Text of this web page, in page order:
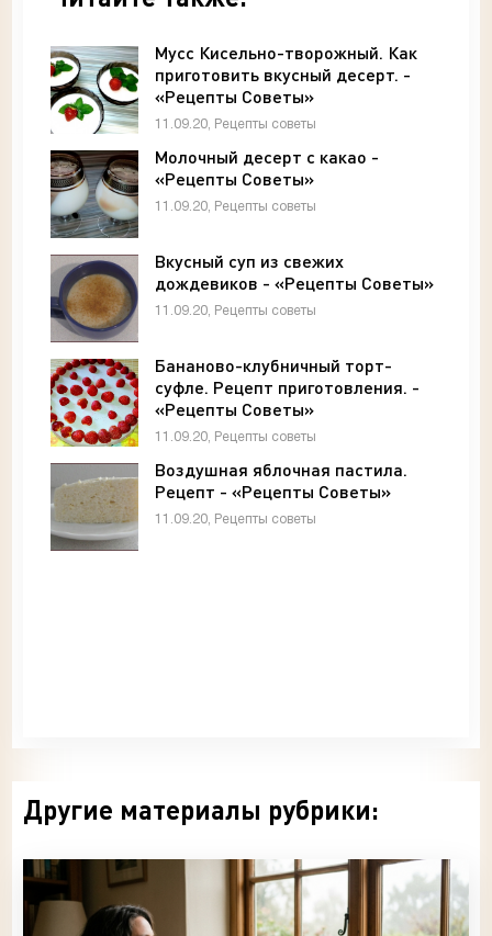
Мусс Кисельно-творожный. Как
приготовить вкусный десерт. -
«Рецепты Советы»
11.09.20, Рецепты советы
Молочный десерт с какао -
«Рецепты Советы»
11.09.20, Рецепты советы
Вкусный суп из свежих
дождевиков - «Рецепты Советы»
11.09.20, Рецепты советы
Бананово-клубничный торт-
суфле. Рецепт приготовления. -
«Рецепты Советы»
11.09.20, Рецепты советы
Воздушная яблочная пастила.
Рецепт - «Рецепты Советы»
11.09.20, Рецепты советы
Другие материалы рубрики: